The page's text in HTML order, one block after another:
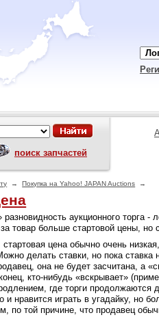
поиск запчастей
→ Покупка на Yahoo! JAPAN Auctions →
аукционного торга -
товар больше стартовой цены, но
стартовая цена обычно очень
делать ставки, но пока
она не будет засчитана, а
кто-нибудь «вскрывает»
где торги продолжаются
и нравится играть в угадайку, но
по той причине, что продавец